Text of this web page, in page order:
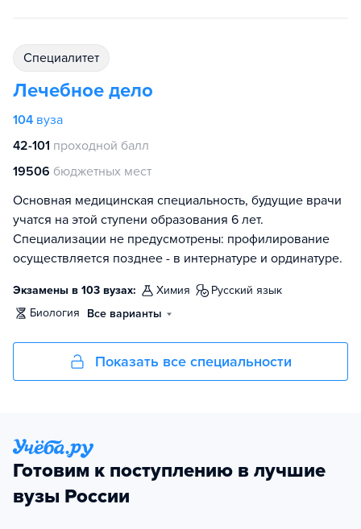
специалитет
Лечебное дело
104 вуза
42-101 проходной балл
19506 бюджетных мест
Основная медицинская специальность, будущие врачи
учатся на этой ступени образования 6 лет.
Специализации не предусмотрены: профилирование
осуществляется позднее - в интернатуре и ординатуре.
Экзамены в 103 вузах: химия
русский язык
биология
Все варианты
Показать все специальности
Готовим к поступлению в лучшие
вузы России